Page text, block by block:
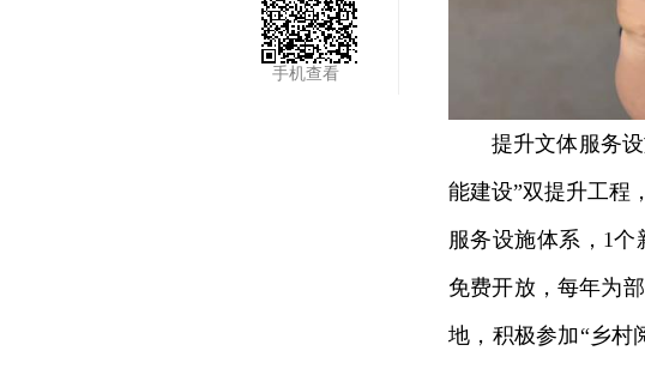
手机查看
提升文体服务设
能建设”双提升工程
服务设施体系，1
免费开放，每年为
地，积极参加“乡村